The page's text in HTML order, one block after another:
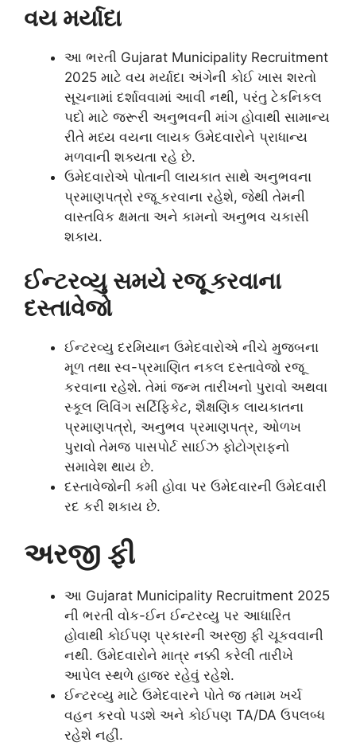
વય મર્યાદા
આ ભરતી Gujarat Municipality Recruitment
2025 માટે વય મર્યાદા અંગેની કોઈ ખાસ શરતો
સૂચનામાં દર્શાવવામાં આવી નથી, પરંતુ ટેકનિકલ
પદો માટે જરૂરી અનુભવની માંગ હોવાથી સામાન્ય
રીતે મધ્ય વયના લાયક ઉમેદવારોને પ્રાધાન્ય
મળવાની શક્યતા રહે છે.
ઉમેદવારોએ પોતાની લાયકાત સાથે અનુભવના
પ્રમાણપત્રો રજૂ કરવાના રહેશે, જેથી તેમની
વાસ્તવિક ક્ષમતા અને કામનો અનુભવ ચકાસી
શકાય.
ઈન્ટરવ્યુ સમયે રજૂ કરવાના
દસ્તાવેજો
ઈન્ટરવ્યુ દરમિયાન ઉમેદવારોએ નીચે મુજબના
મૂળ તથા સ્વ-પ્રમાણિત નકલ દસ્તાવેજો રજૂ
કરવાના રહેશે. તેમાં જન્મ તારીખનો પુરાવો અથવા
સ્કૂલ લિવિંગ સર્ટિફિકેટ, શૈક્ષણિક લાયકાતના
પ્રમાણપત્રો, અનુભવ પ્રમાણપત્ર, ઓળખ
પુરાવો તેમજ પાસપોર્ટ સાઈઝ ફોટોગ્રાફનો
સમાવેશ થાય છે.
દસ્તાવેજોની કમી હોવા પર ઉમેદવારની ઉમેદવારી
રદ કરી શકાય છે.
અરજી ફી
આ Gujarat Municipality Recruitment 2025
ની ભરતી વોક-ઈન ઈન્ટરવ્યુ પર આધારિત
હોવાથી કોઈપણ પ્રકારની અરજી ફી ચૂકવવાની
નથી. ઉમેદવારોને માત્ર નક્કી કરેલી તારીખે
આપેલ સ્થળે હાજર રહેવું રહેશે.
ઈન્ટરવ્યુ માટે ઉમેદવારને પોતે જ તમામ ખર્ચ
વહન કરવો પડશે અને કોઈપણ TA/DA ઉપલબ્ધ
રહેશે નહીં.